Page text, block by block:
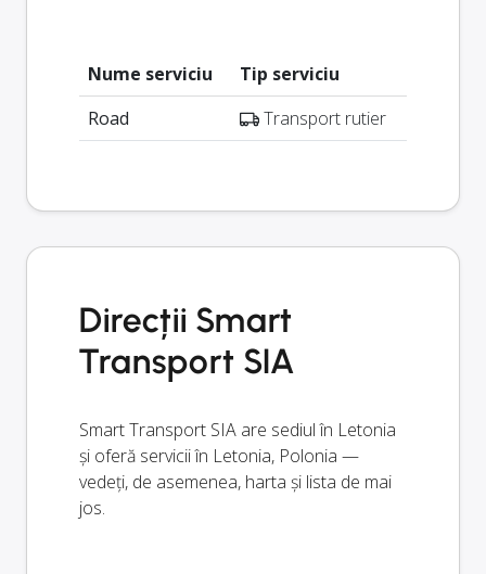
Nume serviciu
Tip serviciu
Road
Transport rutier
Direcții Smart
Transport SIA
Smart Transport SIA are sediul în Letonia
și oferă servicii în Letonia, Polonia —
vedeți, de asemenea, harta și lista de mai
jos.